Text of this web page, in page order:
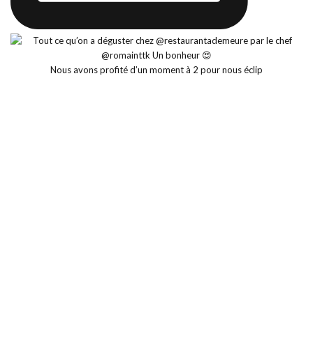
Nous avons profité d’un moment à 2 pour nous éclip